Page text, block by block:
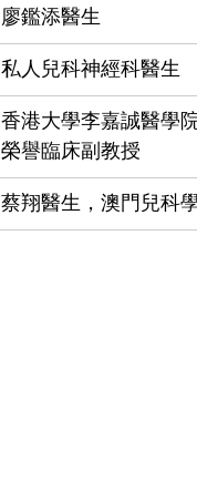
廖鑑添醫生
私人兒科神經科醫生
香港大學李嘉誠醫學
榮譽臨床副教授
蔡翔醫生，澳門兒科